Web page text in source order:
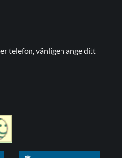
telefon, vänligen ange ditt